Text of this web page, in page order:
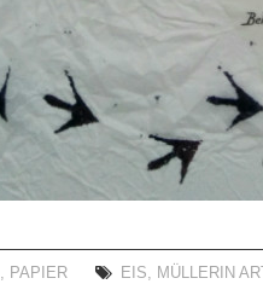
, PAPIER EIS, MÜLLERIN ART